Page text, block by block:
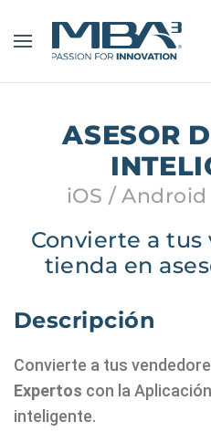
ASESOR
iOS /
Convierte a
tienda en
Descripción
Convierte a tus
Expertos con la
inteligente.